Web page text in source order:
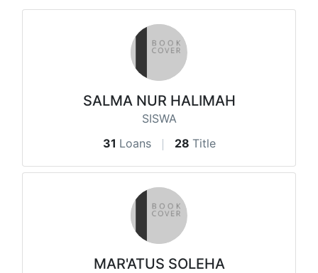
SALMA NUR HALIMAH
SISWA
31 Loans 28 Title
MAR'ATUS SOLEHA